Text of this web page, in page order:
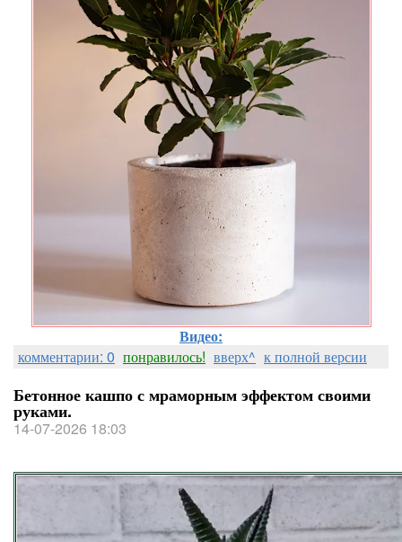
Видео:
комментарии: 0 понравилось! вверх^ к полной версии
Бетонное кашпо с мраморным эффектом своими
руками.
14-07-2026 18:03